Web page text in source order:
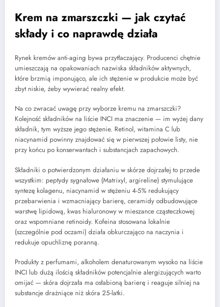
Krem na zmarszczki — jak czytać
składy i co naprawdę działa
Rynek kremów anti-aging bywa przytłaczający. Producenci chętnie
umieszczają na opakowaniach nazwiska składników aktywnych,
które brzmią imponująco, ale ich stężenie w produkcie może być
zbyt niskie, żeby wywierać realny efekt.
Na co zwracać uwagę przy wyborze kremu na zmarszczki?
Kolejność składników na liście INCI ma znaczenie — im wyżej dany
składnik, tym wyższe jego stężenie. Retinol, witamina C lub
niacynamid powinny znajdować się w pierwszej połowie listy, nie
przy końcu po konserwantach i substancjach zapachowych.
Składniki o potwierdzonym działaniu w skórze dojrzałej to przede
wszystkim: peptydy sygnałowe (Matrixyl, argireline) stymulujące
syntezę kolagenu, niacynamid w stężeniu 4-5% redukujący
przebarwienia i wzmacniający barierę, ceramidy odbudowujące
warstwę lipidową, kwas hialuronowy w mieszance cząsteczkowej
oraz wspomniane retinoidy. Kofeina stosowana lokalnie
(szczególnie pod oczami) działa obkurczająco na naczynia i
redukuje opuchliznę poranną.
Produkty z perfumami, alkoholem denaturowanym wysoko na liście
INCI lub dużą ilością składników potencjalnie alergizujących warto
omijać — skóra dojrzała ma osłabioną barierę i reaguje silniej na
substancje drażniące niż skóra 25-latki.